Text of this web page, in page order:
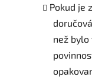
Pokud je
než bylo